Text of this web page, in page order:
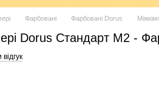
Фарбовані Фарбовані Dorus
Dorus Стандарт М2 -